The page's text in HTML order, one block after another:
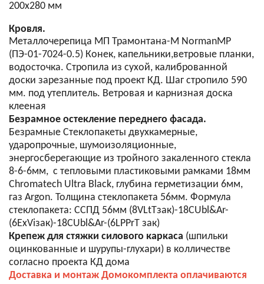
200х280 мм
Кровля.
Металлочерепица МП Трамонтана-M NormanMP
(ПЭ-01-7024-0.5) Конек, капельники,ветровые планки,
водосточка. Стропила из сухой, калиброванной
доски зарезанные под проект КД. Шаг стропило 590
мм. под утеплитель. Ветровая и карнизная доска
клееная
Безрамное остекление переднего фасада.
Безрамные Стеклопакеты двухкамерные,
ударопрочные, шумоизоляционные,
энергосберегающие из тройного закаленного стекла
8-6-6мм, с тепловыми пластиковыми рамками 18мм
Chromatech Ultra Black, глубина герметизации 6мм,
газ Argon. Толщина стеклопакета 56мм. Формула
стеклопакета: CСПД 56мм (8VLtTзак)-18CUbl&Ar-
(6ExViзак)-18CUbl&Ar-(6LPPrT зак)
Крепеж для стяжки силового каркаса (шпильки
оцинкованные и шурупы-глухари) в колличестве
согласно проекта КД дома
Доставка и монтаж Домокомплекта оплачиваются